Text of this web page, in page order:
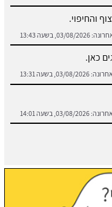
03/08/2026, בשעה 13:43
כאן.
03/08/2026, בשעה 13:31
03/08/2026, בשעה 14:01